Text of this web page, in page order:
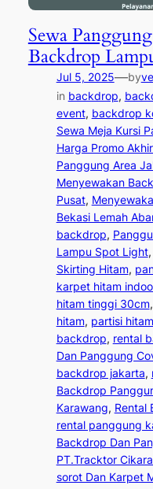
Sewa
Backdrop
Jul 5, 2025—by
in backdrop,
event, backdrop
Sewa Meja Kursi
Harga Promo
Panggung Area
Menyewakan
Pusat,
Bekasi Lemah
backdrop,
Lampu Spot Light,
Skirting Hitam,
karpet hitam
hitam tinggi 30cm,
hitam, partisi
backdrop, rental
Dan Panggung
backdrop jakarta,
Backdrop
Karawang, Rental
rental panggung
Backdrop Dan
PT.Tracktor
sorot Dan Karpet